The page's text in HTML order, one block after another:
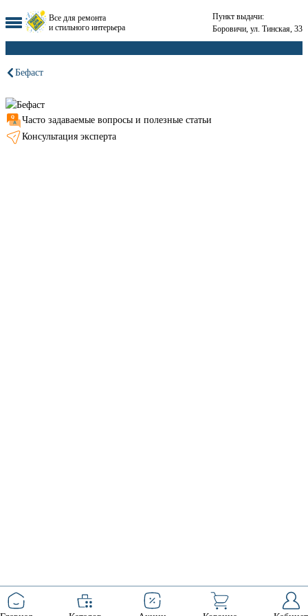
Все для ремонта
и стильного интерьера
Пункт выдачи:
Боровичи, ул. Тинская, 33
Бефаст
Часто задаваемые вопросы и полезные статьи
Консультация эксперта